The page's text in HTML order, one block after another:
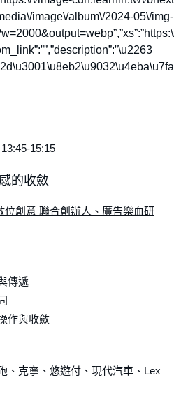
image\/album\/2024-
13:45-15:15
的收斂
位創意 聯合創辦人、廣告樂血研
傳遞
作與收斂
、克寧、悠遊付、現代汽車、Lex